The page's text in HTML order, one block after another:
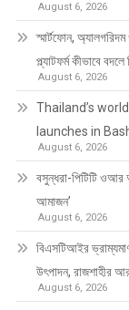
August 6, 2026
স্মার্টফোন,
প্ল্যাটফর্ম কীভাবে
August 6, 2026
Thailand’s
launches in
August 6, 2026
বসুন্ধরা-পিটিটি ওআর
আমাজন’
August 6, 2026
বিএসটিআইর
উৎপাদন, রাজশাহীর
August 6, 2026